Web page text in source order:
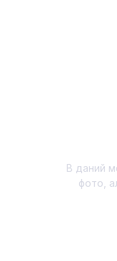
В даний
фото,